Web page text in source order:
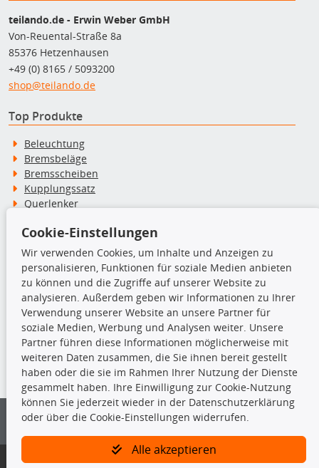
teilando.de - Erwin Weber GmbH
Von-Reuental-Straße 8a
85376 Hetzenhausen
+49 (0) 8165 / 5093200
shop@teilando.de
Top Produkte
Beleuchtung
Bremsbeläge
Bremsscheiben
Kupplungssatz
Querlenker
Stoßdämpfer
TecDoc Inside
Die hier angezeigten Daten insbesondere die gesamte Datenbank dürfen
nicht kopiert werden.
Es ist zu unterlassen, die Daten oder die gesamte Datenbank ohne
vorherige Zustimmung von TecDoc zu vervielfältigen, zu verbreiten
und/oder diese Handlungen durch Dritte ausführen zu lassen. Ein
Bitte prüfen Sie, ob das über unseren Onlineshop identifizierte Ersatzteil
Cookie-Einstellungen
Wir verwenden Cookies, um Inhalte und Anzeigen zu
personalisieren, Funktionen für soziale Medien anbieten
zu können und die Zugriffe auf unserer Website zu
analysieren. Außerdem geben wir Informationen zu Ihrer
Verwendung unserer Website an unsere Partner für
soziale Medien, Werbung und Analysen weiter. Unsere
Partner führen diese Informationen möglicherweise mit
weiteren Daten zusammen, die Sie ihnen bereit gestellt
haben oder die sie im Rahmen Ihrer Nutzung der Dienste
gesammelt haben. Ihre Einwilligung zur Cookie-Nutzung
können Sie jederzeit wieder in der Datenschutzerklärung
oder über die Cookie-Einstellungen widerrufen.
Alle akzeptieren